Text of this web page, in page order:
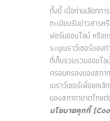
ทั้งนี้ เมื่อท่านเลือกก
ทะเบียนรับข่าวสาร
ฟอร์มออนไลน์ หรือ
ระบุเบราว์เซอร์ขอ
ที่เก็บรวบรวมออนไ
ครอบครองของสภา
เบราว์เซอร์เพื่อยกเ
ของสภากาชาดไทยต่
นโยบายคุกกี้